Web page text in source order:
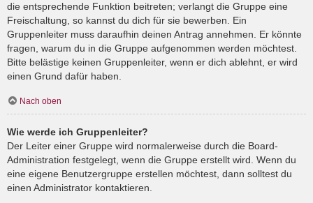
die entsprechende Funktion beitreten; verlangt die Gruppe eine
Freischaltung, so kannst du dich für sie bewerben. Ein
Gruppenleiter muss daraufhin deinen Antrag annehmen. Er könnte
fragen, warum du in die Gruppe aufgenommen werden möchtest.
Bitte belästige keinen Gruppenleiter, wenn er dich ablehnt, er wird
einen Grund dafür haben.
Nach oben
Wie werde ich Gruppenleiter?
Der Leiter einer Gruppe wird normalerweise durch die Board-
Administration festgelegt, wenn die Gruppe erstellt wird. Wenn du
eine eigene Benutzergruppe erstellen möchtest, dann solltest du
einen Administrator kontaktieren.